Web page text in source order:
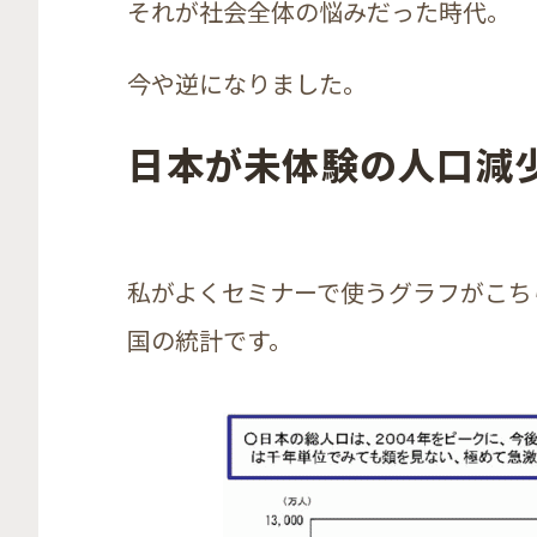
それが社会全体の悩みだった時代。
今や逆になりました。
日本が未体験の人口減
私がよくセミナーで使うグラフがこ
国の統計です。